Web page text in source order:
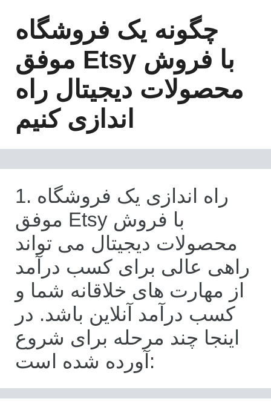
چگونه یک فروشگاه
موفق Etsy با فروش
محصولات دیجیتال راه
اندازی کنیم
1. راه اندازی یک فروشگاه
موفق Etsy با فروش
محصولات دیجیتال می تواند
راهی عالی برای کسب درآمد
از مهارت های خلاقانه شما و
کسب درآمد آنلاین باشد. در
اینجا چند مرحله برای شروع
آورده شده است: